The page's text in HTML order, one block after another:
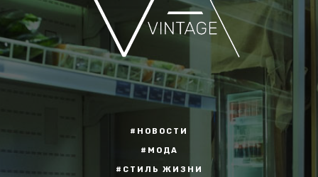
#НОВОСТИ
#МОДА
#СТИЛЬ ЖИЗНИ